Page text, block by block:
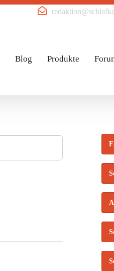
Blog Produkte